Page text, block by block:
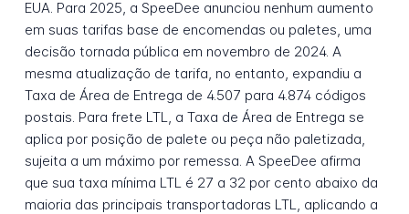
EUA. Para 2025, a SpeeDee anunciou nenhum aumento
em suas tarifas base de encomendas ou paletes, uma
decisão tornada pública em novembro de 2024. A
mesma atualização de tarifa, no entanto, expandiu a
Taxa de Área de Entrega de 4.507 para 4.874 códigos
postais. Para frete LTL, a Taxa de Área de Entrega se
aplica por posição de palete ou peça não paletizada,
sujeita a um máximo por remessa. A SpeeDee afirma
que sua taxa mínima LTL é 27 a 32 por cento abaixo da
maioria das principais transportadoras LTL, aplicando a